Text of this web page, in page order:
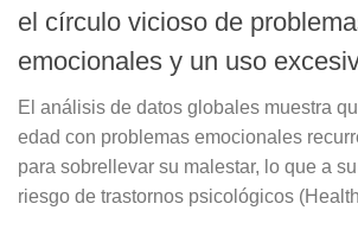
el círculo vicioso de
emocionales y un uso
El análisis de datos globales muestra
edad con problemas emocionales
para sobrellevar su malestar, lo que a
riesgo de trastornos psicológicos